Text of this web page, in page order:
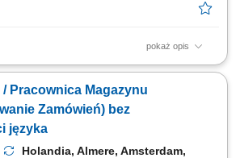
pokaż opis
Wspierasz codzienną pracę w magazynie.
ciężarówki. Umieść przedmioty we właściwym
inny wózek elektryczny. Przygotuj towar do
/ Pracownica Magazynu
Zamówień) bez
języka
Holandia, Almere, Amsterdam,